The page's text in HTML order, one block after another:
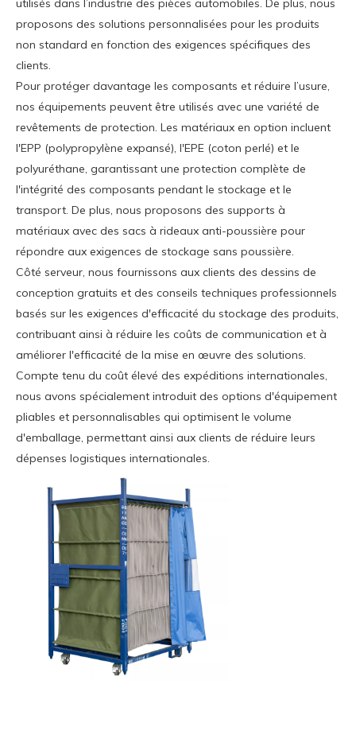
utilisés dans l’industrie des pièces automobiles. De plus, nous
proposons des solutions personnalisées pour les produits
non standard en fonction des exigences spécifiques des
clients.
Pour protéger davantage les composants et réduire l’usure,
nos équipements peuvent être utilisés avec une variété de
revêtements de protection. Les matériaux en option incluent
l'EPP (polypropylène expansé), l'EPE (coton perlé) et le
polyuréthane, garantissant une protection complète de
l'intégrité des composants pendant le stockage et le
transport. De plus, nous proposons des supports à
matériaux avec des sacs à rideaux anti-poussière pour
répondre aux exigences de stockage sans poussière.
Côté serveur, nous fournissons aux clients des dessins de
conception gratuits et des conseils techniques professionnels
basés sur les exigences d'efficacité du stockage des produits,
contribuant ainsi à réduire les coûts de communication et à
améliorer l'efficacité de la mise en œuvre des solutions.
Compte tenu du coût élevé des expéditions internationales,
nous avons spécialement introduit des options d'équipement
pliables et personnalisables qui optimisent le volume
d'emballage, permettant ainsi aux clients de réduire leurs
dépenses logistiques internationales.